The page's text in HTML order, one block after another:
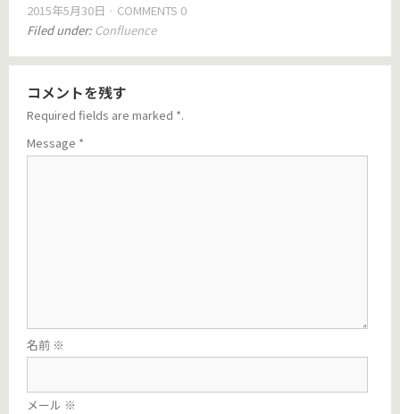
2015年5月30日
COMMENTS 0
Filed under: Confluence
コメントを残す
Required fields are marked *.
Message *
名前 ※
メール ※